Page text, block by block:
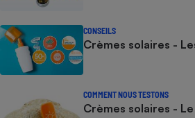
CONSEILS
Crèmes solaires -
COMMENT NOUS TESTONS
Crèmes solaires -